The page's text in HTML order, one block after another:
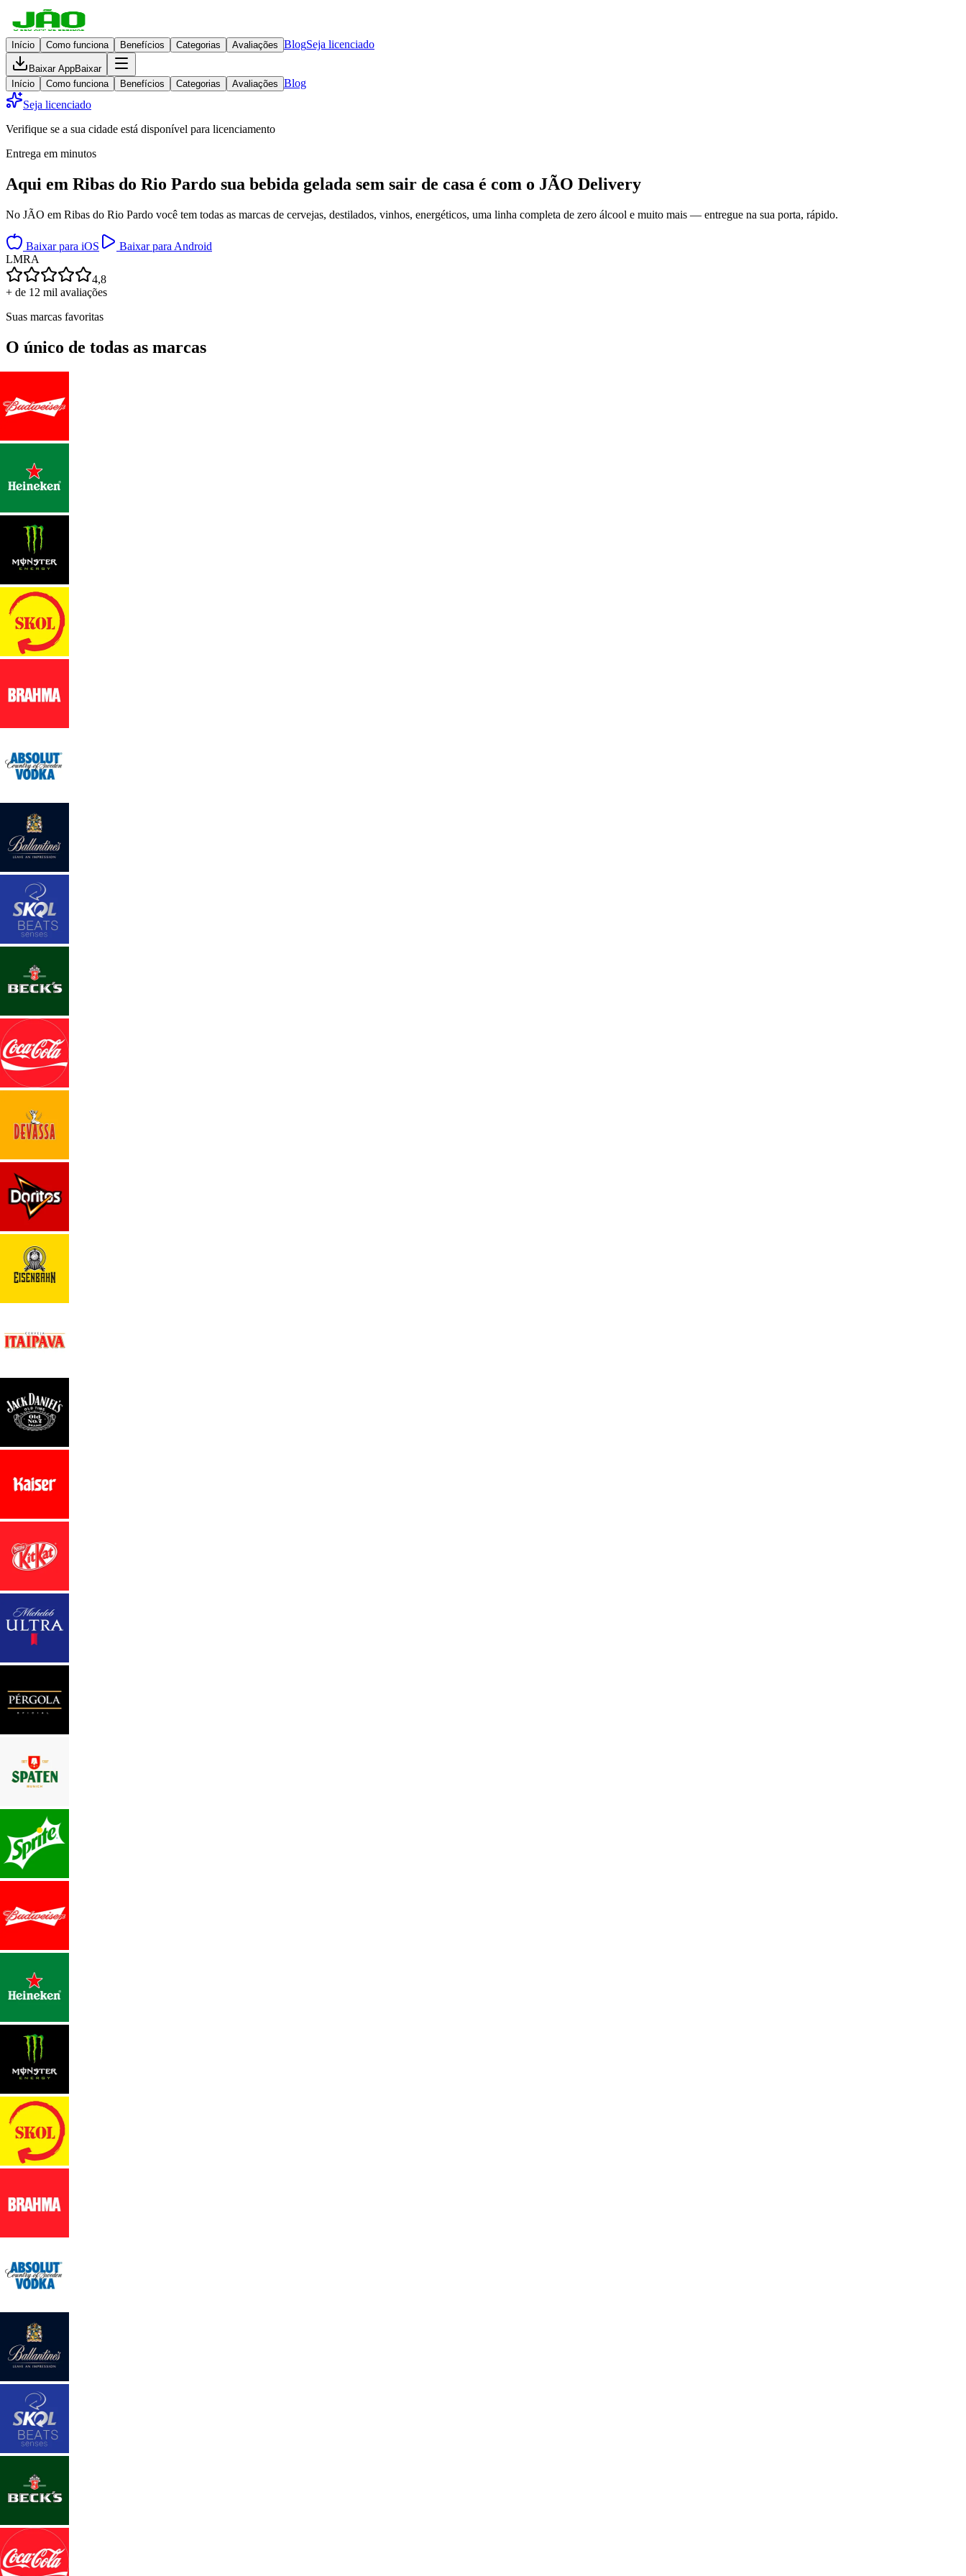
Início Como funciona Benefícios Categorias Avaliações BlogSeja licenciado
Baixar AppBaixar
Início
Como funciona Benefícios Categorias Avaliações Blog
Seja licenciado
Verifique se a sua cidade está disponível para licenciamento
Entrega em minutos
Aqui em Ribas do Rio Pardo sua bebida gelada sem sair de casa é com o JÃO Delivery
No JÃO em Ribas do Rio Pardo você tem todas as marcas de cervejas, destilados, vinhos, energéticos, uma linha completa de zero álcool e muito mais — entregue na sua porta, rápido.
Baixar para iOS
Baixar para Android
LMRA
4,8
+ de 12 mil avaliações
Suas marcas favoritas
O único de todas as marcas